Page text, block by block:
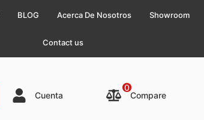
BLOG Acerca De Nosotros Showroom
Contact us
Cuenta Compare
0